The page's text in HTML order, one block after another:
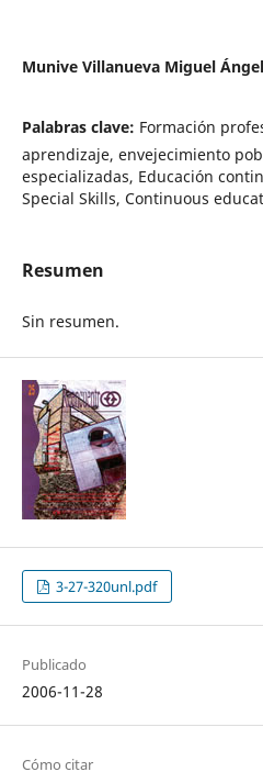
Munive Villanueva Miguel Ángel
Palabras clave: Formación
aprendizaje, envejecimiento
especializadas, Educación
Special Skills, Continuous
Resumen
Sin resumen.
3-27-320unl.pdf
Publicado
2006-11-28
Cómo citar